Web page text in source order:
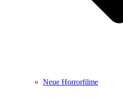
Neue Horrorfilme